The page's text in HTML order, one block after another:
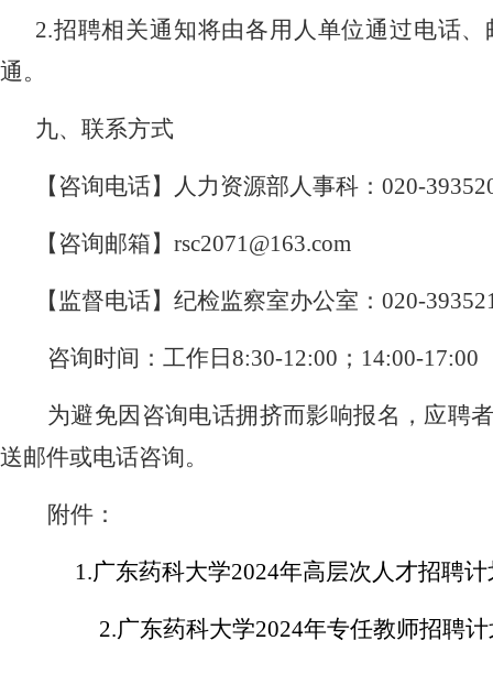
2.招聘相关通知将由各用人单位通过电话
通。
九、 联系方式
【咨询电话】人力资源部人事科： 020-
【咨询邮箱】 rsc2071@163.com
【监督电话】纪检监察室办公室： 020-
咨询时间：工作日 8:30-12:00 ； 14:00-17:00
为避免因咨询电话拥挤而影响报名，应聘
送邮件或电话咨询。
附件：
1.广东药科大学2024年高层次人才招聘计
2.广东药科大学2024年专任教师招聘